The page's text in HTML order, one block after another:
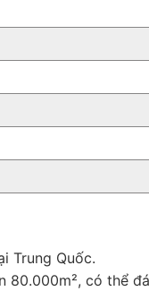
Trung Quốc.
80.000m², có thể